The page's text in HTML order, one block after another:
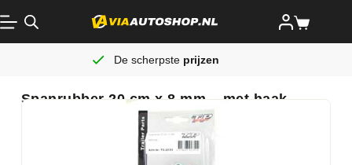
De scherpste prijzen
Spanrubber 20 cm x 8 mm – met haak